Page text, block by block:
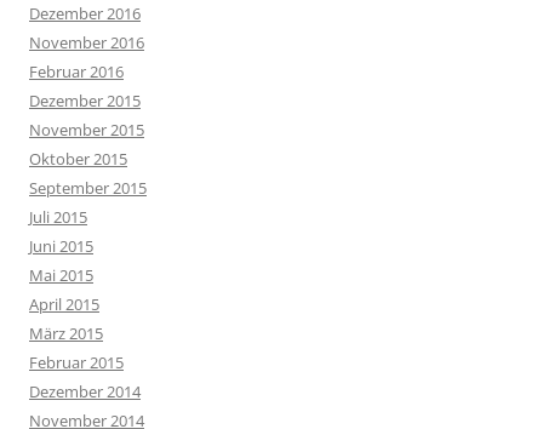
Dezember 2016
November 2016
Februar 2016
Dezember 2015
November 2015
Oktober 2015
September 2015
Juli 2015
Juni 2015
Mai 2015
April 2015
März 2015
Februar 2015
Dezember 2014
November 2014